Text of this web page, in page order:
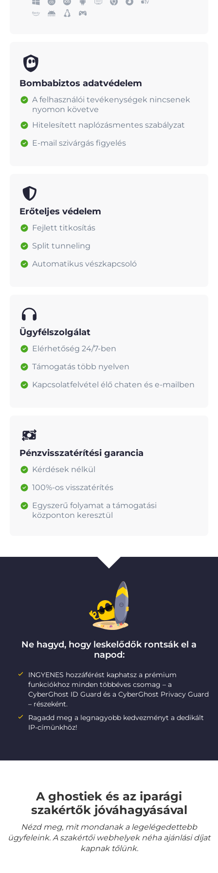
Bombabiztos adatvédelem
A felhasználói tevékenységek nincsenek
nyomon követve
Hitelesített naplózásmentes szabályzat
E-mail szivárgás figyelés
Erőteljes védelem
Fejlett titkosítás
Split tunneling
Automatikus vészkapcsoló
Ügyfélszolgálat
Elérhetőség 24/7-ben
Támogatás több nyelven
Kapcsolatfelvétel élő chaten és e-mailben
Pénzvisszatérítési garancia
Kérdések nélkül
100%-os visszatérítés
Egyszerű folyamat a támogatási
központon keresztül
Ne hagyd, hogy leskelődők rontsák el a
napod:
INGYENES hozzáférést kaphatsz a prémium
funkciókhoz minden többéves csomag – a
CyberGhost ID Guard és a CyberGhost Privacy Guard
– részeként.
Ragadd meg a legnagyobb kedvezményt a dedikált
IP-címünkhöz!
A ghostiek és az iparági
szakértők jóváhagyásával
Nézd meg, mit mondanak a legelégedettebb
ügyfeleink. A szakértői webhelyek néha ajánlási díjat
kapnak tőlünk.